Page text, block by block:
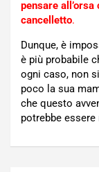
pensare
cancelletto.
Dunque, è
è più probabile
ogni caso, non
poco la sua
che questo
potrebbe